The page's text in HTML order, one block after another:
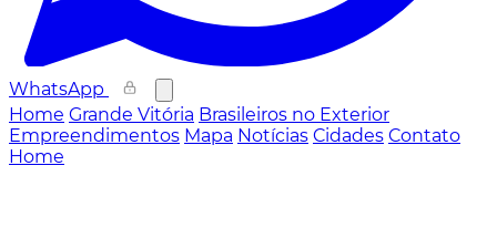
WhatsApp
Home Grande Vitória Brasileiros no Exterior
Empreendimentos Mapa Notícias Cidades Contato
Home